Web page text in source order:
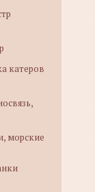
катеров
морские